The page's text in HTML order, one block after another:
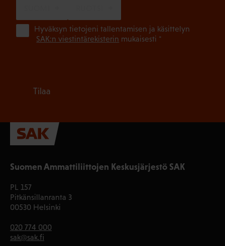
Suomen Ammattiliittojen Keskusjärjestö SAK
PL 157
Pitkänsillanranta 3
00530 Helsinki
020 774 000
sak@sak.fi
Hyväksyn tietojeni tallentamisen ja käsittelyn
SAK:n viestintärekisterin mukaisesti *
Tilaa